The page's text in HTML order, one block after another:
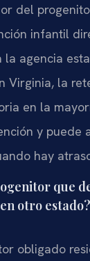
del
infantil
la agencia
Virginia, la
en la
y puede
hay
que
otro estado?
obligado